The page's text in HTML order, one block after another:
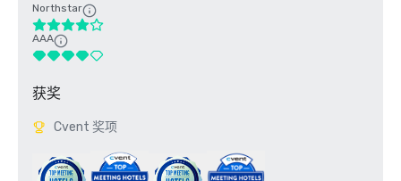
Northstar
AAA
获奖
Cvent 奖项